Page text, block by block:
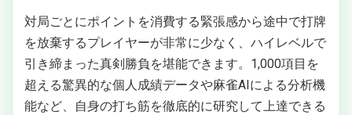
対局ごとにポイントを消費する緊張感から途中で打牌
を放棄するプレイヤーが非常に少なく、ハイレベルで
引き締まった真剣勝負を堪能できます。1,000項目を
超える驚異的な個人成績データや麻雀AIによる分析機
能など、自身の打ち筋を徹底的に研究して上達できる